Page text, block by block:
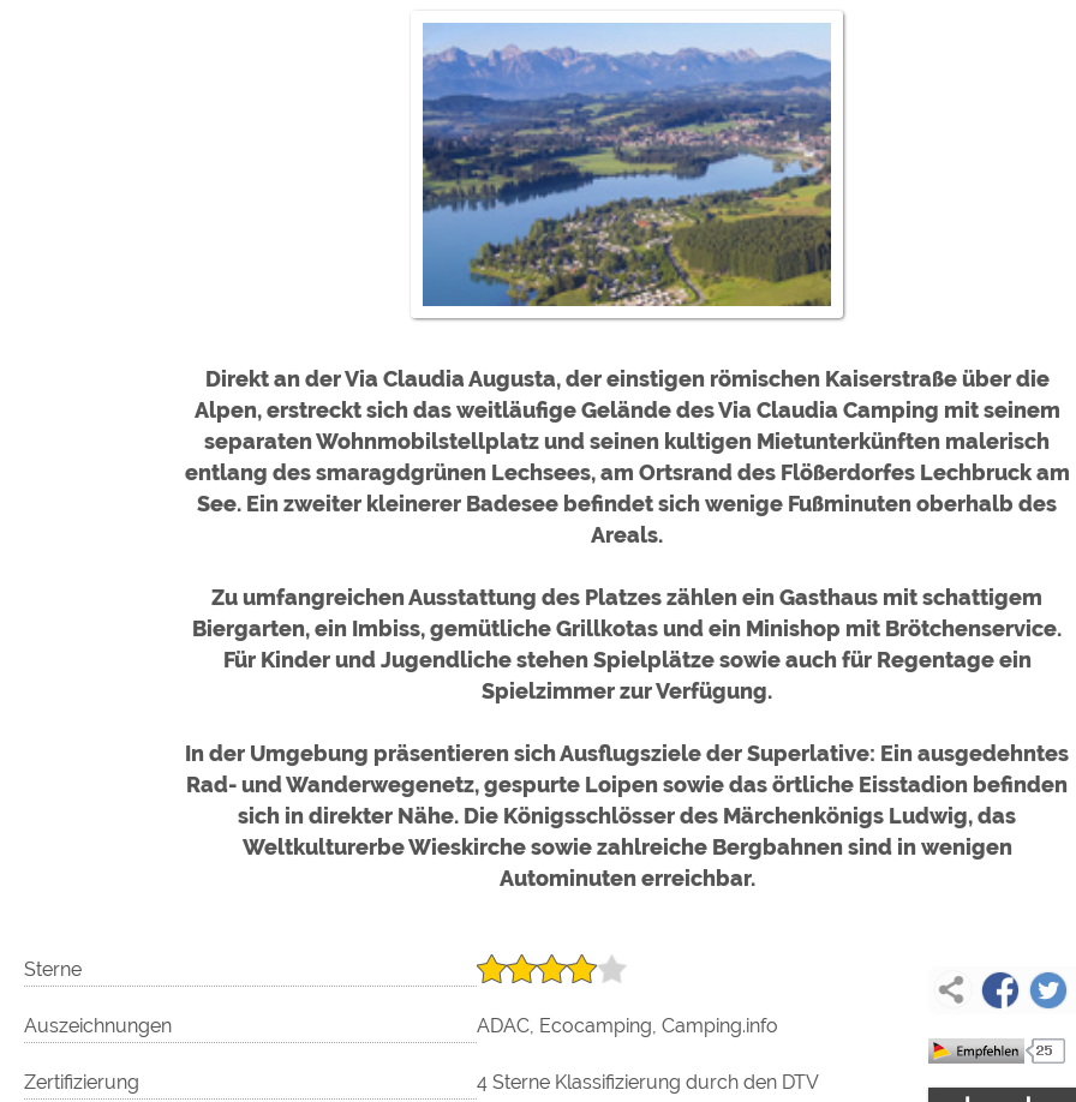
Direkt an der Via Claudia Augusta, der einstigen römischen Kaiserstraße über die
Alpen, erstreckt sich das weitläufige Gelände des Via Claudia Camping mit seinem
separaten Wohnmobilstellplatz und seinen kultigen Mietunterkünften malerisch
entlang des smaragdgrünen Lechsees, am Ortsrand des Flößerdorfes Lechbruck am
See. Ein zweiter kleinerer Badesee befindet sich wenige Fußminuten oberhalb des
Areals.
Zu umfangreichen Ausstattung des Platzes zählen ein Gasthaus mit schattigem
Biergarten, ein Imbiss, gemütliche Grillkotas und ein Minishop mit Brötchenservice.
Für Kinder und Jugendliche stehen Spielplätze sowie auch für Regentage ein
Spielzimmer zur Verfügung.
In der Umgebung präsentieren sich Ausflugsziele der Superlative: Ein ausgedehntes
Rad- und Wanderwegenetz, gespurte Loipen sowie das örtliche Eisstadion befinden
sich in direkter Nähe. Die Königsschlösser des Märchenkönigs Ludwig, das
Weltkulturerbe Wieskirche sowie zahlreiche Bergbahnen sind in wenigen
Autominuten erreichbar.
Sterne
Auszeichnungen ADAC, Ecocamping, Camping.info
Zertifizierung 4 Sterne Klassifizierung durch den DTV
Google reCAPTCHA (Formulare)
https://policies.google.com/privacy
Statistiken
Google Analytics https://policies.google.com/privacy
Marketing
https://policies.google.com/privacy
Google AdSense
https://policies.google.com/privacy
Google Remarketing
https://policies.google.com/privacy
Die Cookieeinstellungen können jeder Zeit im Footer über "COOKIES" geändert